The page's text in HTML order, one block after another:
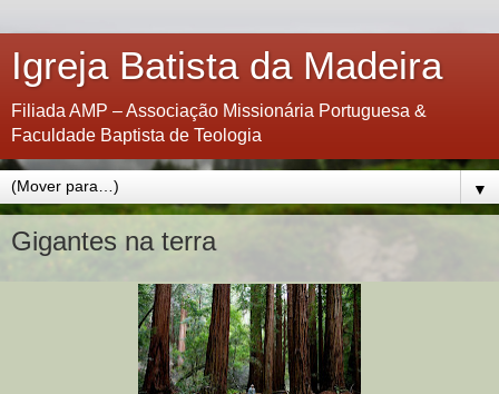
Igreja Batista da Madeira
Filiada AMP – Associação Missionária Portuguesa &
Faculdade Baptista de Teologia
▼
Gigantes na terra